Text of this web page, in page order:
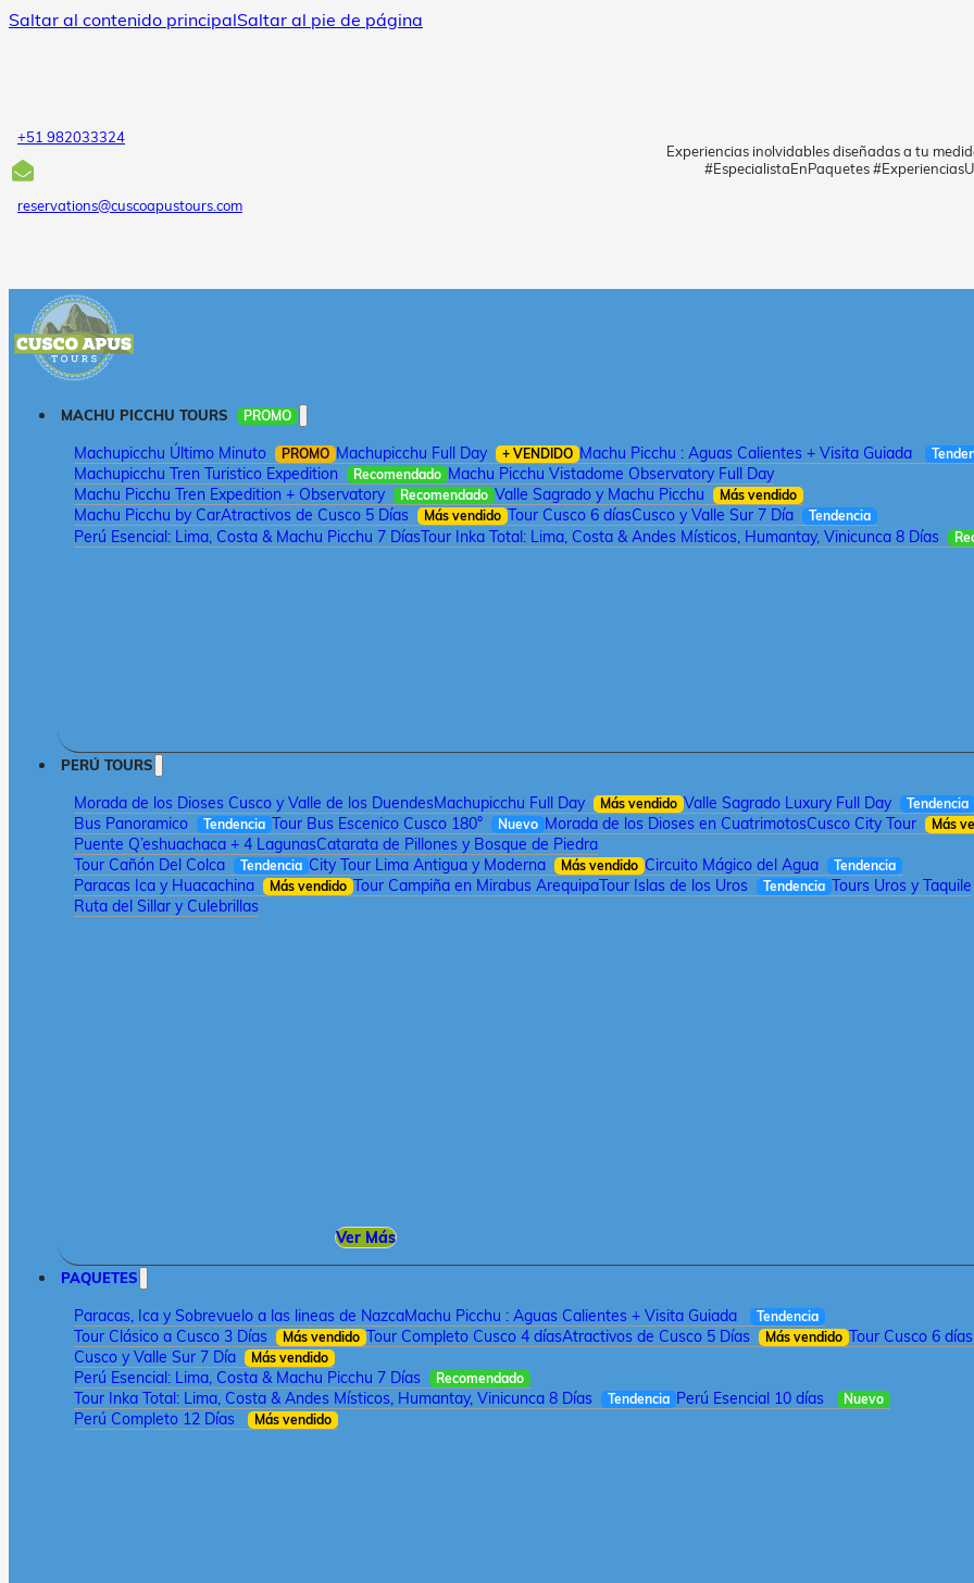
Saltar al contenido principalSaltar al pie de página
+51 982033324
reservations@cuscoapustours.com
Experiencias inolvidables diseñadas a tu
#EspecialistaEnPaquetes
MACHU PICCHU TOURS PROMO
Machupicchu Último Minuto PROMO Machupicchu Full Day + VENDIDO Machu Picchu : Aguas Calientes + Visita Guiada
Machupicchu Tren Turistico Expedition Recomendado Machu Picchu Vistadome Observatory Full Day
Machu Picchu Tren Expedition + Observatory
Recomendado Valle Sagrado y Machu Picchu Más vendido
Machu Picchu by CarAtractivos de Cusco 5 Días Más vendido Tour Cusco 6 díasCusco y Valle Sur 7 Día Tendencia
Perú Esencial: Lima, Costa & Machu Picchu 7 DíasTour Inka Total: Lima, Costa & Andes Místicos, Humantay, Vinicunca 8 Días
PERÚ TOURS
Morada de los Dioses Cusco y Valle de los DuendesMachupicchu Full Day Más vendido Valle Sagrado Luxury Full Day Tendencia
Bus Panoramico Tendencia Tour Bus Escenico Cusco 180° Nuevo Morada de los Dioses en CuatrimotosCusco City Tour Más
Puente Q’eshuachaca + 4 LagunasCatarata de Pillones y Bosque de Piedra
Tour Cañón Del Colca
Tendencia City Tour Lima Antigua y Moderna Más vendido Circuito Mágico del Agua Tendencia
Paracas Ica y Huacachina Más vendido Tour Campiña en Mirabus ArequipaTour Islas de los Uros Tendencia Tours Uros y Taquile
Ruta del Sillar y Culebrillas
Ver Más
PAQUETES
Paracas, Ica y Sobrevuelo a las lineas de NazcaMachu Picchu : Aguas Calientes + Visita Guiada Tendencia
Tour Clásico a Cusco 3 Días Más vendido Tour Completo Cusco 4 díasAtractivos de Cusco 5 Días Más vendido Tour Cusco 6 días
Cusco y Valle Sur 7 Día
Más vendido
Perú Esencial: Lima, Costa & Machu Picchu 7 Días Recomendado
Tour Inka Total: Lima, Costa & Andes Místicos, Humantay, Vinicunca 8 Días Tendencia Perú Esencial 10 días Nuevo
Perú Completo 12 Días Más vendido